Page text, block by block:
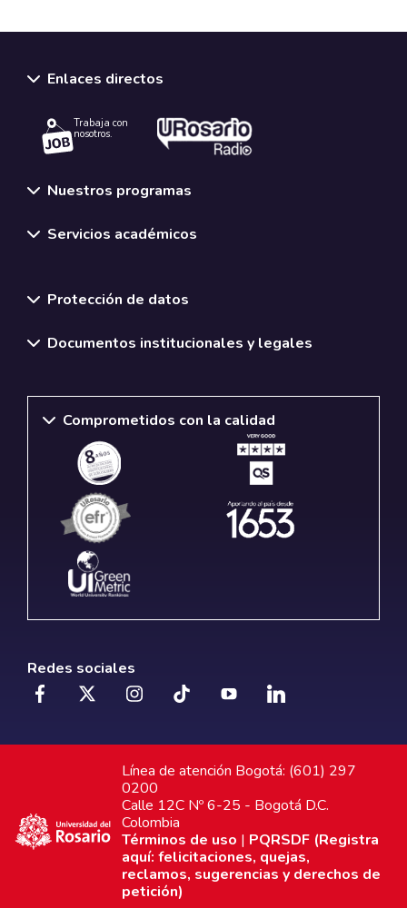
Enlaces directos
Trabaja con
nosotros.
Nuestros programas
Servicios académicos
Protección de datos
Documentos institucionales y legales
Comprometidos con la calidad
Redes sociales
Línea de atención Bogotá: (601) 297
0200
Calle 12C Nº 6-25 - Bogotá D.C.
Colombia
Términos de uso | PQRSDF (Registra
aquí: felicitaciones, quejas,
reclamos, sugerencias y derechos de
petición)